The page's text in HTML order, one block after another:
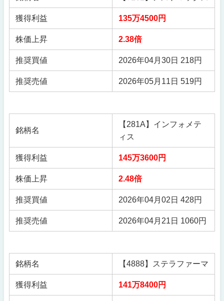
獲得利益 135万4500円
株価上昇 2.38倍
推奨買値 2026年04月30日 218円
推奨売値 2026年05月11日 519円
銘柄名
【281A】インフォメテ
ィス
獲得利益 145万3600円
株価上昇 2.48倍
推奨買値 2026年04月02日 428円
推奨売値 2026年04月21日 1060円
銘柄名 【4888】ステラファーマ
獲得利益 141万8400円